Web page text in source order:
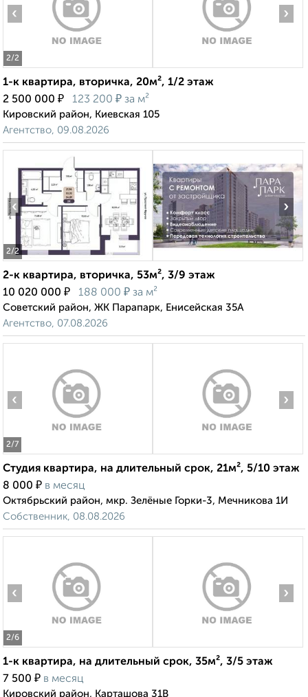
2/2
‹ ›
1-к квартира, вторичка, 20м², 1/2 этаж
2 500 000 ₽ 123 200 ₽ за м²
Кировский район, Киевская 105
Агентство, 09.08.2026
2/2
‹ ›
2-к квартира, вторичка, 53м², 3/9 этаж
10 020 000 ₽ 188 000 ₽ за м²
Советский район, ЖК Парапарк, Енисейская 35А
Агентство, 07.08.2026
2/7
‹ ›
Студия квартира, на длительный срок, 21м², 5/10 этаж
8 000 ₽ в месяц
Октябрьский район, мкр. Зелёные Горки-3, Мечникова 1И
Собственник, 08.08.2026
2/6
‹ ›
1-к квартира, на длительный срок, 35м², 3/5 этаж
7 500 ₽ в месяц
Кировский район, Карташова 31В